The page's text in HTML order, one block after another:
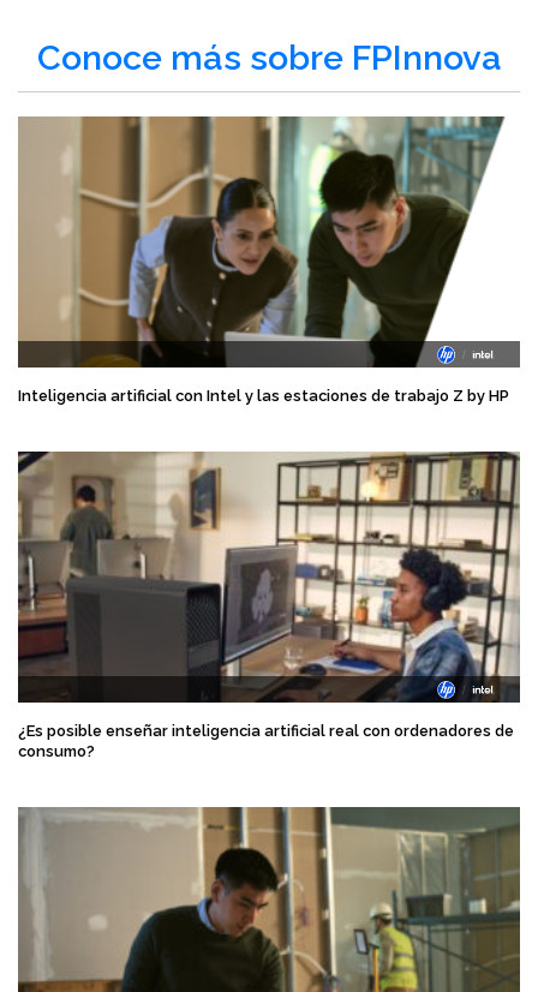
Conoce más sobre FPInnova
Inteligencia artificial con Intel y las estaciones de trabajo Z by HP
¿Es posible enseñar inteligencia artificial real con ordenadores de
consumo?